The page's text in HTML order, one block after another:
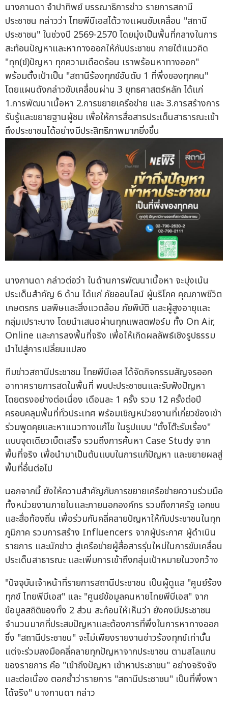
นางกานดา จำปาทิพย์ บรรณาธิการข่าว รายการสถานี
ประชาชน กล่าวว่า ไทยพีบีเอสได้วางแผนขับเคลื่อน "สถานี
ประชาชน" ในช่วงปี 2569-2570 โดยมุ่งเป็นพื้นที่กลางในการ
สะท้อนปัญหาและหาทางออกให้กับประชาชน ภายใต้แนวคิด
"ทุก(ข์)ปัญหา ทุกความเดือดร้อน เราพร้อมหาทางออก"
พร้อมตั้งเป้าเป็น "สถานีร้องทุกข์อันดับ 1 ที่พึ่งของทุกคน"
โดยแผนดังกล่าวขับเคลื่อนผ่าน 3 ยุทธศาสตร์หลัก ได้แก่
1.การพัฒนาเนื้อหา 2.การขยายเครือข่าย และ 3.การสร้างการ
รับรู้และขยายฐานผู้ชม เพื่อให้การสื่อสารประเด็นสาธารณะเข้า
ถึงประชาชนได้อย่างมีประสิทธิภาพมากยิ่งขึ้น
นางกานดา กล่าวต่อว่า ในด้านการพัฒนาเนื้อหา จะมุ่งเน้น
ประเด็นสำคัญ 6 ด้าน ได้แก่ ภัยออนไลน์ ผู้บริโภค คุณภาพชีวิต
เกษตรกร มลพิษและสิ่งแวดล้อม ภัยพิบัติ และผู้สูงอายุและ
กลุ่มเปราะบาง โดยนำเสนอผ่านทุกแพลตฟอร์ม ทั้ง On Air,
Online และการลงพื้นที่จริง เพื่อให้เกิดผลลัพธ์เชิงรูปธรรม
นำไปสู่การเปลี่ยนแปลง
ทีมข่าวสถานีประชาชน ไทยพีบีเอส ได้จัดกิจกรรมสัญจรออก
อากาศรายการสดในพื้นที่ พบปะประชาชนและรับฟังปัญหา
โดยตรงอย่างต่อเนื่อง เดือนละ 1 ครั้ง รวม 12 ครั้งต่อปี
ครอบคลุมพื้นที่ทั่วประเทศ พร้อมเชิญหน่วยงานที่เกี่ยวข้องเข้า
ร่วมพูดคุยและหาแนวทางแก้ไข ในรูปแบบ "ตั้งโต๊ะรับเรื่อง"
แบบจุดเดียวเบ็ดเสร็จ รวมถึงการค้นหา Case Study จาก
พื้นที่จริง เพื่อนำมาเป็นต้นแบบในการแก้ปัญหา และขยายผลสู่
พื้นที่อื่นต่อไป
นอกจากนี้ ยังให้ความสำคัญกับการขยายเครือข่ายความร่วมมือ
ทั้งหน่วยงานภายในและภายนอกองค์กร รวมถึงภาครัฐ เอกชน
และสื่อท้องถิ่น เพื่อร่วมกันคลี่คลายปัญหาให้กับประชาชนในทุก
ภูมิภาค รวมการสร้าง Influencers จากผู้ประกาศ ผู้ดำเนิน
รายการ และนักข่าว สู่เครือข่ายผู้สื่อสารรุ่นใหม่ในการขับเคลื่อน
ประเด็นสาธารณะ และเพิ่มการเข้าถึงกลุ่มเป้าหมายในวงกว้าง
"ปัจจุบันเจ้าหน้าที่รายการสถานีประชาชน เป็นผู้ดูแล "ศูนย์ร้อง
ทุกข์ ไทยพีบีเอส" และ "ศูนย์ข้อมูลคนหายไทยพีบีเอส" จาก
ข้อมูลสถิติของทั้ง 2 ส่วน สะท้อนให้เห็นว่า ยังคงมีประชาชน
จำนวนมากที่ประสบปัญหาและต้องการที่พึ่งในการหาทางออก
ซึ่ง "สถานีประชาชน" จะไม่เพียงรายงานข่าวร้องทุกข์เท่านั้น
แต่จะร่วมลงมือคลี่คลายทุกปัญหาจากประชาชน ตามสโลแกน
ของรายการ คือ "เข้าถึงปัญหา เข้าหาประชาชน" อย่างจริงจัง
และต่อเนื่อง ตอกย้ำว่ารายการ "สถานีประชาชน" เป็นที่พึ่งพา
ได้จริง" นางกานดา กล่าว